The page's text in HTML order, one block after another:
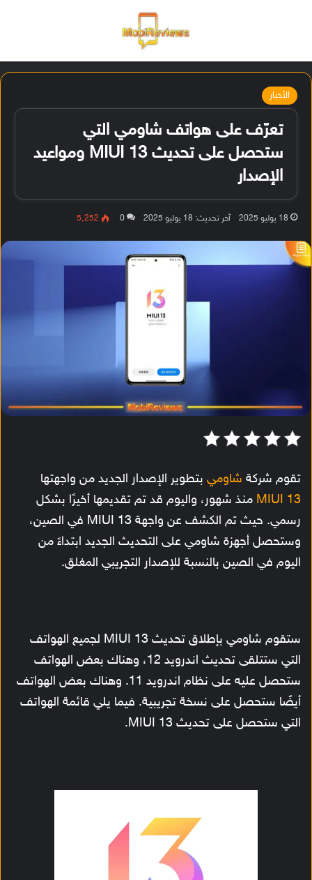
الأخبار
تعرّف على هواتف شاومي التي
ستحصل على تحديث MIUI 13 ومواعيد
الإصدار
18 يوليو 2025 آخر تحديث: 18 يوليو 2025 0 5٬252
تقوم شركة شاومي بتطوير الإصدار الجديد من واجهتها
MIUI 13 منذ شهور، واليوم قد تم تقديمها أخيرًا بشكل
رسمي. حيث تم الكشف عن واجهة MIUI 13 في الصين،
وستحصل أجهزة شاومي على التحديث الجديد ابتداءً من
اليوم في الصين بالنسبة للإصدار التجريبي المغلق.
ستقوم شاومي بإطلاق تحديث MIUI 13 لجميع الهواتف
التي ستتلقى تحديث اندرويد 12، وهناك بعض الهواتف
ستحصل عليه على نظام اندرويد 11. وهناك بعض الهواتف
أيضًا ستحصل على نسخة تجريبية. فيما يلي قائمة الهواتف
التي ستحصل على تحديث MIUI 13.